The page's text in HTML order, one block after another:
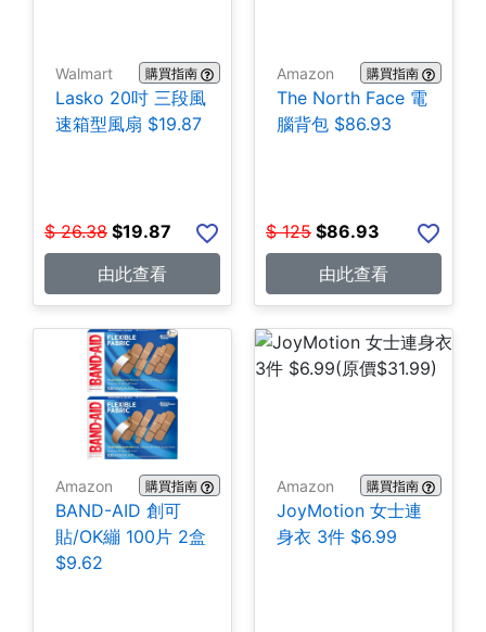
Walmart 購買指南
Lasko 20吋 三段風
速箱型風扇 $19.87
$ 26.38 $19.87
由此查看
Amazon 購買指南
The North Face 電
腦背包 $86.93
$ 125 $86.93
由此查看
Amazon 購買指南
BAND-AID 創可
貼/OK繃 100片 2盒
$9.62
Amazon 購買指南
JoyMotion 女士連
身衣 3件 $6.99